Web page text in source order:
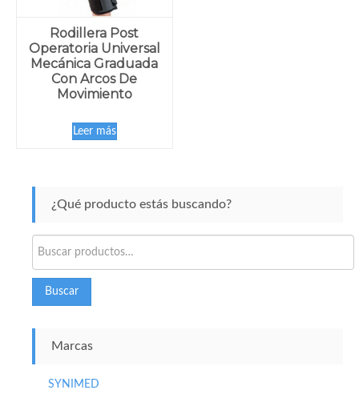
Rodillera Post
Operatoria Universal
Mecánica Graduada
Con Arcos De
Movimiento
Leer más
¿Qué producto estás buscando?
por:
Buscar
Marcas
SYNIMED